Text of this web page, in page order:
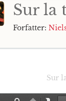
Sur la
Forfatter:
Sur